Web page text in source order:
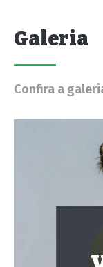
Galeria
Confira a